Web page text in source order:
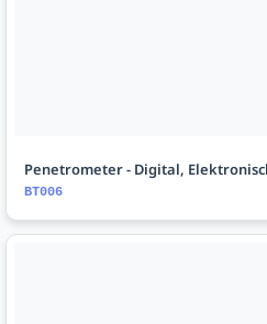
Penetrometer - Digital,
BT006